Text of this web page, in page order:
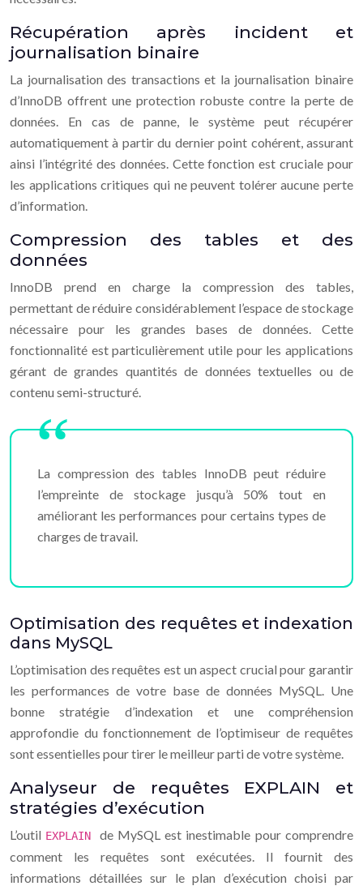
Récupération après incident et
journalisation binaire
La journalisation des transactions et la journalisation binaire
d’InnoDB offrent une protection robuste contre la perte de
données. En cas de panne, le système peut récupérer
automatiquement à partir du dernier point cohérent, assurant
ainsi l’intégrité des données. Cette fonction est cruciale pour
les applications critiques qui ne peuvent tolérer aucune perte
d’information.
Compression des tables et des
données
InnoDB prend en charge la compression des tables,
permettant de réduire considérablement l’espace de stockage
nécessaire pour les grandes bases de données. Cette
fonctionnalité est particulièrement utile pour les applications
gérant de grandes quantités de données textuelles ou de
contenu semi-structuré.
La compression des tables InnoDB peut réduire
l’empreinte de stockage jusqu’à 50% tout en
améliorant les performances pour certains types de
charges de travail.
Optimisation des requêtes et indexation
dans MySQL
L’optimisation des requêtes est un aspect crucial pour garantir
les performances de votre base de données MySQL. Une
bonne stratégie d’indexation et une compréhension
approfondie du fonctionnement de l’optimiseur de requêtes
sont essentielles pour tirer le meilleur parti de votre système.
Analyseur de requêtes EXPLAIN et
stratégies d’exécution
L’outil EXPLAIN de MySQL est inestimable pour comprendre
comment les requêtes sont exécutées. Il fournit des
informations détaillées sur le plan d’exécution choisi par